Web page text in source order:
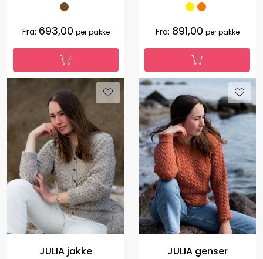
Fra: 693,00 per pakke Fra: 891,00 per pakke
JULIA jakke JULIA genser